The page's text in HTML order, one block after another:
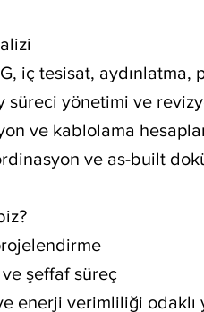
iç tesisat, aydınlatma,
süreci yönetimi ve
ve kablolama
ve as-built
ve şeffaf süreç
enerji verimliliği odaklı